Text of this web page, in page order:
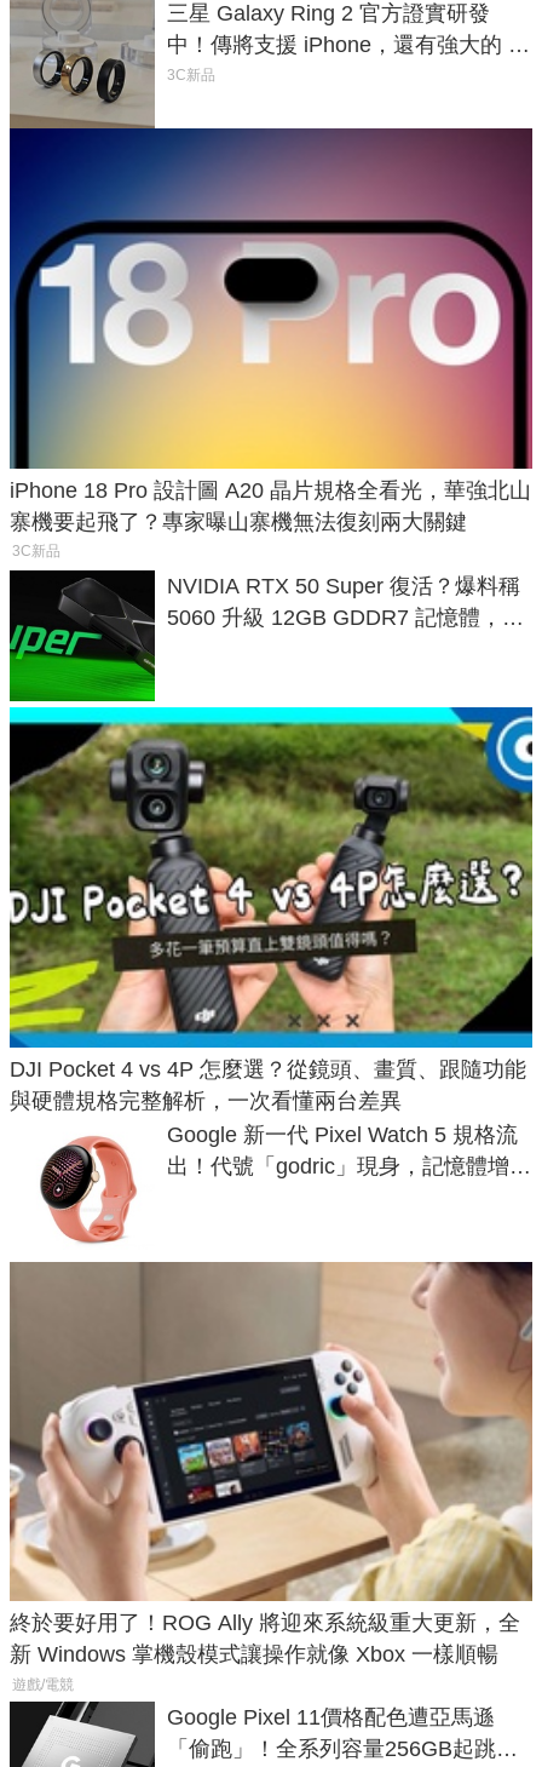
三星 Galaxy Ring 2 官方證實研發
中！傳將支援 iPhone，還有強大的 AI
與智慧家電連動功能
3C新品
iPhone 18 Pro 設計圖 A20 晶片規格全看光，華強北山
寨機要起飛了？專家曝山寨機無法復刻兩大關鍵
3C新品
NVIDIA RTX 50 Super 復活？爆料稱
5060 升級 12GB GDDR7 記憶體，這
DJI Pocket 4 vs 4P 怎麼選？從鏡頭、畫質、跟隨功能
與硬體規格完整解析，一次看懂兩台差異
Google 新一代 Pixel Watch 5 規格流
出！代號「godric」現身，記憶體增強
終於要好用了！ROG Ally 將迎來系統級重大更新，全
新 Windows 掌機殼模式讓操作就像 Xbox 一樣順暢
遊戲/電競
Google Pixel 11價格配色遭亞馬遜
「偷跑」！全系列容量256GB起跳、